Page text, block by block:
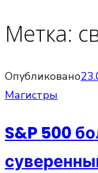
Метка:
Опубликовано
Магистры
S&P 500